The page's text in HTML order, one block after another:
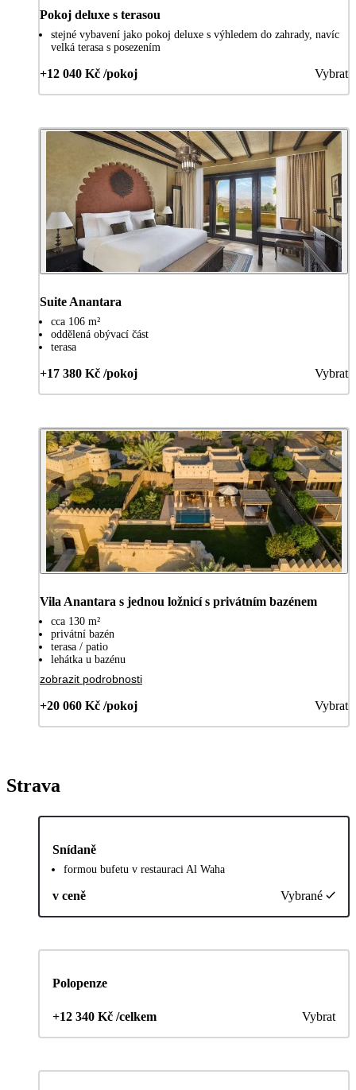
Pokoj deluxe s terasou
stejné vybavení jako pokoj deluxe s výhledem do zahrady, navíc
velká terasa s posezením
+12 040 Kč /pokoj Vybrat
Suite Anantara
cca 106 m²
oddělená obývací část
terasa
+17 380 Kč /pokoj Vybrat
Vila Anantara s jednou ložnicí s privátním bazénem
cca 130 m²
privátní bazén
terasa / patio
lehátka u bazénu
zobrazit podrobnosti
+20 060 Kč /pokoj Vybrat
Strava
Snídaně
formou bufetu v restauraci Al Waha
v ceně Vybrané
Polopenze
+12 340 Kč /celkem Vybrat